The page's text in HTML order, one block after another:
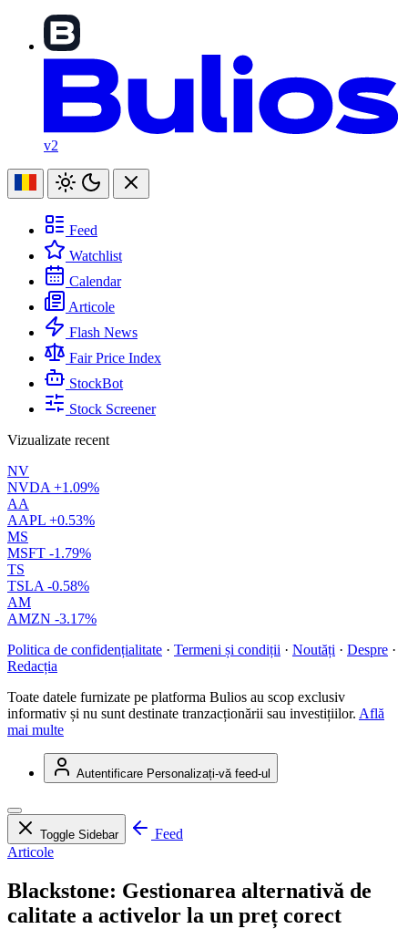
v2
Feed
Watchlist
Calendar
Articole
Flash News
Fair Price Index
StockBot
Stock Screener
Vizualizate recent
NV
NVDA +1.09%
AA
AAPL +0.53%
MS
MSFT -1.79%
TS
TSLA -0.58%
AM
AMZN -3.17%
Politica de confidențialitate · Termeni și condiții · Noutăți · Despre ·
Redacția
Toate datele furnizate pe platforma Bulios au scop exclusiv
informativ și nu sunt destinate tranzacționării sau investițiilor. Află
mai multe
Autentificare Personalizați-vă feed-ul
Toggle Sidebar
Feed
Articole
Blackstone: Gestionarea alternativă de
calitate a activelor la un preț corect